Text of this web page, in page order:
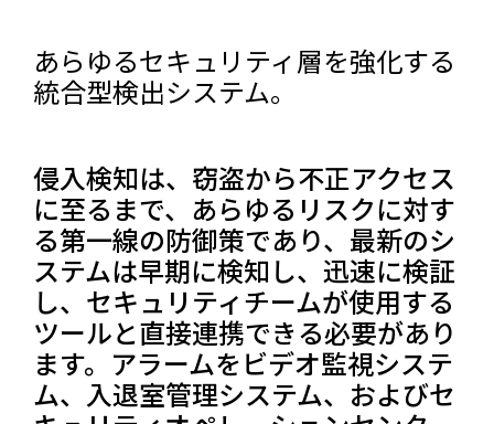
あらゆるセキュリティ層を強化する
統合型検出システム。
侵入検知は、窃盗から不正アクセス
に至るまで、あらゆるリスクに対す
る第一線の防御策であり、最新のシ
ステムは早期に検知し、迅速に検証
し、セキュリティチームが使用する
ツールと直接連携できる必要があり
ます。アラームをビデオ監視システ
ム、入退室管理システム、およびセ